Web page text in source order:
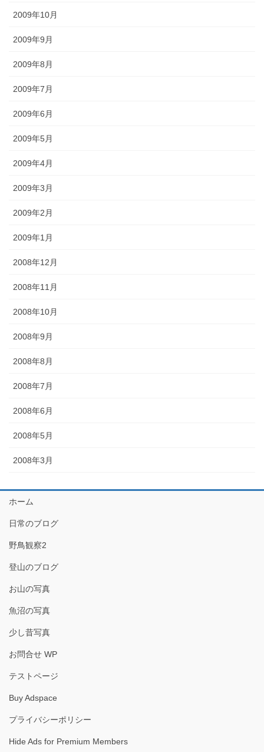
2009年10月
2009年9月
2009年8月
2009年7月
2009年6月
2009年5月
2009年4月
2009年3月
2009年2月
2009年1月
2008年12月
2008年11月
2008年10月
2008年9月
2008年8月
2008年7月
2008年6月
2008年5月
2008年3月
ホーム
日常のブログ
野鳥観察2
登山のブログ
お山の写真
魚沼の写真
少し昔写真
お問合せ WP
テストページ
Buy Adspace
プライバシーポリシー
Hide Ads for Premium Members